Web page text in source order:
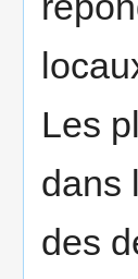
Les
dans
des